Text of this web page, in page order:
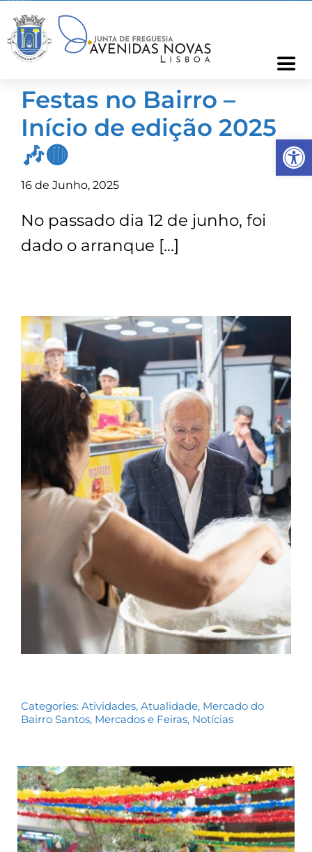
content
Freguesia
Cartão Freguês
Informações
Notícias
Contactos
TRANSPARÊNCIA
Festas no Bairro –
Início de edição 2025
🎶🟡
16 de Junho, 2025
No passado dia 12 de junho, foi
dado o arranque […]
Categories: Atividades, Atualidade, Mercado do
Bairro Santos, Mercados e Feiras, Notícias